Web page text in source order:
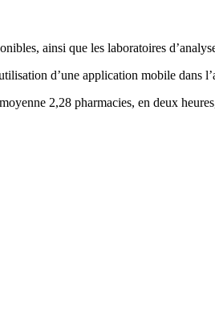
ainsi que les laboratoires
d’une application mobile dans
2,28 pharmacies, en deux